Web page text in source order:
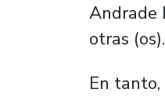
Andrade
otras (os).
En